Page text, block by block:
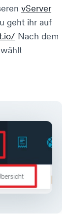
vServer
geht ihr auf
Nach dem